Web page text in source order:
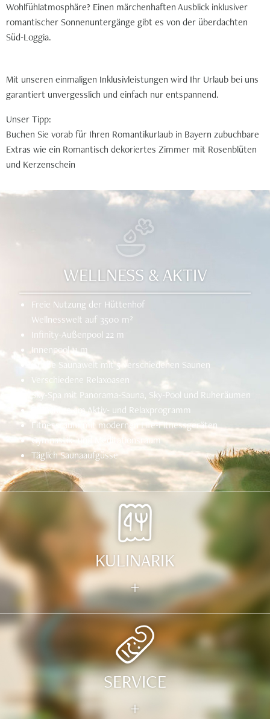
Wohlfühlatmosphäre? Einen märchenhaften Ausblick inklusiver
romantischer Sonnenuntergänge gibt es von der überdachten
Süd-Loggia.
Mit unseren einmaligen Inklusivleistungen wird Ihr Urlaub bei uns
garantiert unvergesslich und einfach nur entspannend.
Unser Tipp:
Buchen Sie vorab für Ihren Romantikurlaub in Bayern zubuchbare
Extras wie ein Romantisch dekoriertes Zimmer mit Rosenblüten
und Kerzenschein
WELLNESS & AKTIV
Freie Nutzung der Hüttenhof
Wellnesswelt auf 3500 m²
Infinity-Außenpool 22 m
Innenpool 11 m
Große Saunawelt mit 5 verschiedenen Saunen
Verschiedene Relaxoasen
Sky-Spa mit Panorama-Sauna, Sky-Pool und Ruheräumen
Teilnahme am Aktiv- und Relaxprogramm
Fitnessraum mit modernen Life-Fitnessgeräten
Gymnastik- und Meditationsraum
Täglich Saunaaufgüsse
KULINARIK
+
SERVICE
+